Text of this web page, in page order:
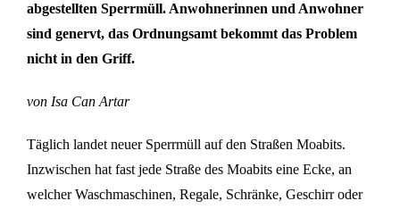
abgestellten Sperrmüll. Anwohnerinnen und Anwohner
sind genervt, das Ordnungsamt bekommt das Problem
nicht in den Griff.
von Isa Can Artar
Täglich landet neuer Sperrmüll auf den Straßen Moabits.
Inzwischen hat fast jede Straße des Moabits eine Ecke, an
welcher Waschmaschinen, Regale, Schränke, Geschirr oder